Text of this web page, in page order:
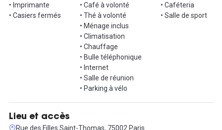
Cet emplacement stratégique vous garantit une accessibilité
optimale et un cadre de travail agréable.
Pour plus d'informations ou pour organiser une visite, n'hésitez
pas à contacter votre agent immobilier Hub-Grade !
• Imprimante
• Casiers fermés
• Café à volonté
• Thé à volonté
• Ménage inclus
• Climatisation
• Chauffage
• Bulle téléphonique
• Internet
• Salle de réunion
• Parking à vélo
• Caféteria
• Salle de sport
Lieu et accès
Rue des Filles Saint-Thomas, 75002 Paris